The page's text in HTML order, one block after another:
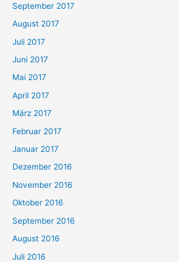
September 2017
August 2017
Juli 2017
Juni 2017
Mai 2017
April 2017
März 2017
Februar 2017
Januar 2017
Dezember 2016
November 2016
Oktober 2016
September 2016
August 2016
Juli 2016